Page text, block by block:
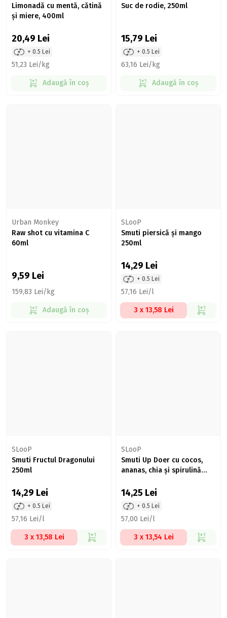
Limonadă cu mentă, cătină
și miere, 400ml
20,49 Lei
+ 0.5 Lei
51,23 Lei/kg
Adaugă în coș
Suc de rodie, 250ml
15,79 Lei
+ 0.5 Lei
63,16 Lei/kg
Adaugă în coș
Urban Monkey
Raw shot cu vitamina C
60ml
9,59 Lei
159,83 Lei/kg
Adaugă în coș
SLooP
Smuti piersică și mango
250ml
14,29 Lei
+ 0.5 Lei
57,16 Lei/l
3 x 13,58 Lei
SLooP
Smuti Fructul Dragonului
250ml
14,29 Lei
+ 0.5 Lei
57,16 Lei/l
3 x 13,58 Lei
SLooP
Smuti Up Doer cu cocos,
ananas, chia și spirulină
14,25 Lei
+ 0.5 Lei
57,00 Lei/l
3 x 13,54 Lei